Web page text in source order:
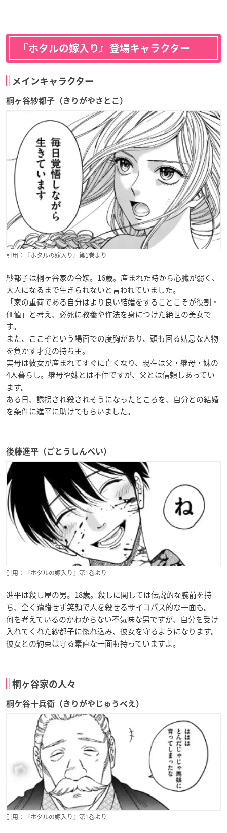
『ホタルの嫁入り』登場キャラクター
メインキャラクター
桐ヶ谷紗都子（きりがやさとこ）
引用：『ホタルの嫁入り』第1巻より
紗都子は桐ヶ谷家の令嬢。16歳。産まれた時から心臓が弱く、
大人になるまで生きられないと言われていました。
「家の重荷である自分はより良い結婚をすることこそが役割・
価値」と考え、必死に教養や作法を身につけた絶世の美女で
す。
また、ここぞという場面での度胸があり、頭も回る姑息な人物
を負かす才覚の持ち主。
実母は彼女が産まれてすぐに亡くなり、現在は父・継母・妹の
4人暮らし。継母や妹とは不仲ですが、父とは信頼しあってい
ます。
ある日、誘拐され殺されそうになったところを、自分との結婚
を条件に進平に助けてもらいました。
後藤進平（ごとうしんぺい）
引用：『ホタルの嫁入り』第1巻より
進平は殺し屋の男。18歳。殺しに関しては伝説的な腕前を持
ち、全く躊躇せず笑顔で人を殺せるサイコパス的な一面も。
何を考えているのかわからない不気味な男ですが、自分を受け
入れてくれた紗都子に惚れ込み、彼女を守るようになります。
彼女との約束は守る素直な一面も持っていますよ。
桐ヶ谷家の人々
桐ケ谷十兵衛（きりがやじゅうべえ）
引用：『ホタルの嫁入り』第1巻より